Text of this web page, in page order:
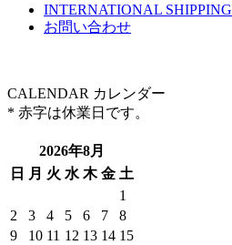
INTERNATIONAL SHIPPING
お問い合わせ
CALENDAR カレンダー
* 赤字は休業日です。
2026年8月
日
月 火 水 木 金 土
1
2
3 4 5 6 7
8
9
10 11 12 13 14 15